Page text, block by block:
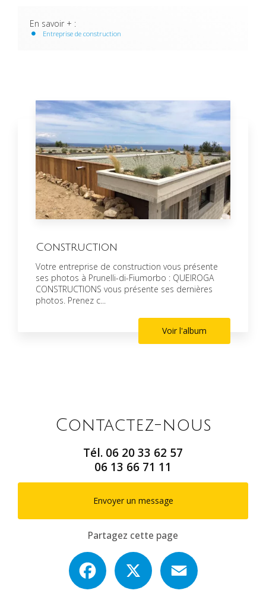
En savoir + :
Entreprise de construction
Construction
Votre entreprise de construction vous présente
ses photos à Prunelli-di-Fiumorbo : QUEIROGA
CONSTRUCTIONS vous présente ses dernières
photos. Prenez c...
Voir l'album
Contactez-nous
Tél. 06 20 33 62 57
06 13 66 71 11
Envoyer un message
Partagez cette page
Facebook